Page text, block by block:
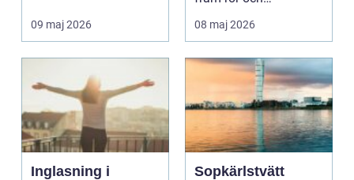
09 maj 2026
kabelskydd under
marky...
08 maj 2026
Inglasning i
Sopkärlstvätt